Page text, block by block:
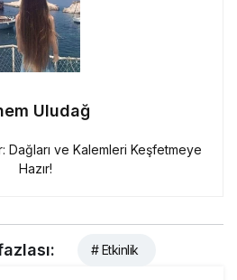
Uludağ
Dağları ve Kalemleri Keşfetmeye
Hazır!
# Etkinlik